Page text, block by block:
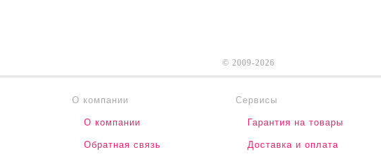
© 2009-2026
О компании
О компании
Обратная связь
Сервисы
Гарантия на товары
Доставка и оплата